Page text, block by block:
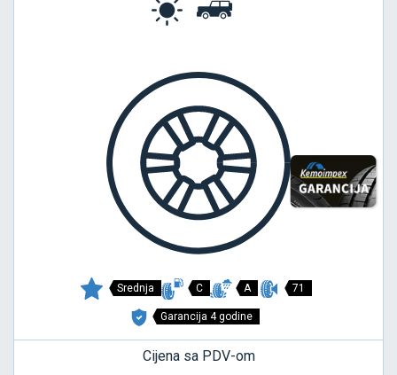
Srednja C A 71
Garancija 4 godine
Cijena sa PDV-om